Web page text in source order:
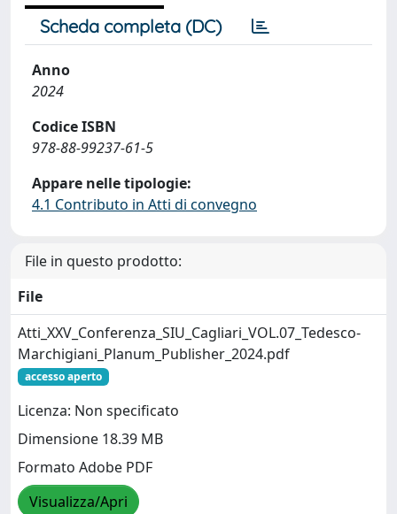
Scheda completa (DC)
Anno
2024
Codice ISBN
978-88-99237-61-5
Appare nelle tipologie:
4.1 Contributo in Atti di convegno
File in questo prodotto:
File
Atti_XXV_Conferenza_SIU_Cagliari_VOL.07_Tedesco-
Marchigiani_Planum_Publisher_2024.pdf
accesso aperto
Licenza: Non specificato
Dimensione 18.39 MB
Formato Adobe PDF
Visualizza/Apri